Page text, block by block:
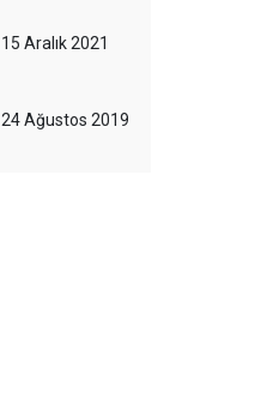
15 Aralık 2021
24 Ağustos 2019